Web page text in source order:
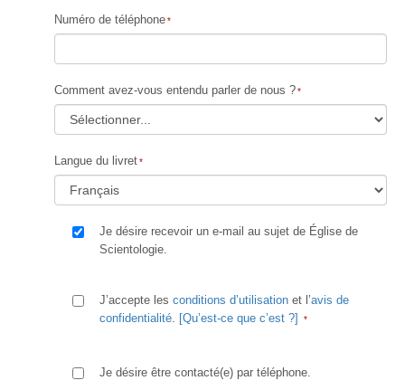
Numéro de téléphone
Comment avez-vous entendu parler de nous ?
Langue du livret
Je désire recevoir un e-mail au sujet de Église de
Scientologie.
J’accepte les conditions d’utilisation et l’avis de
confidentialité. [Qu’est-ce que c’est ?]
Je désire être contacté(e) par téléphone.